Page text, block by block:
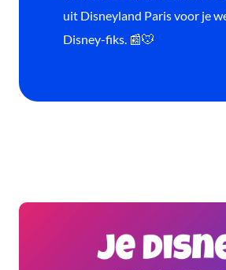
uit Disneyland Paris voor je
Disney-fiks. 📰🐭